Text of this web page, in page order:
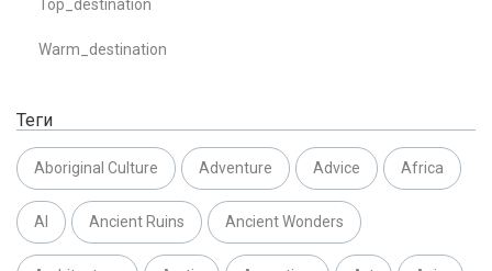
Top_destination
Warm_destination
Теги
Aboriginal Culture Adventure Advice Africa
AI Ancient Ruins Ancient Wonders